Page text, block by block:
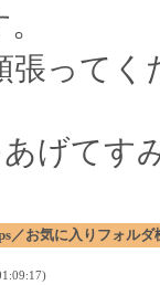
張ってく
げてす
／お気に入りフォルダ